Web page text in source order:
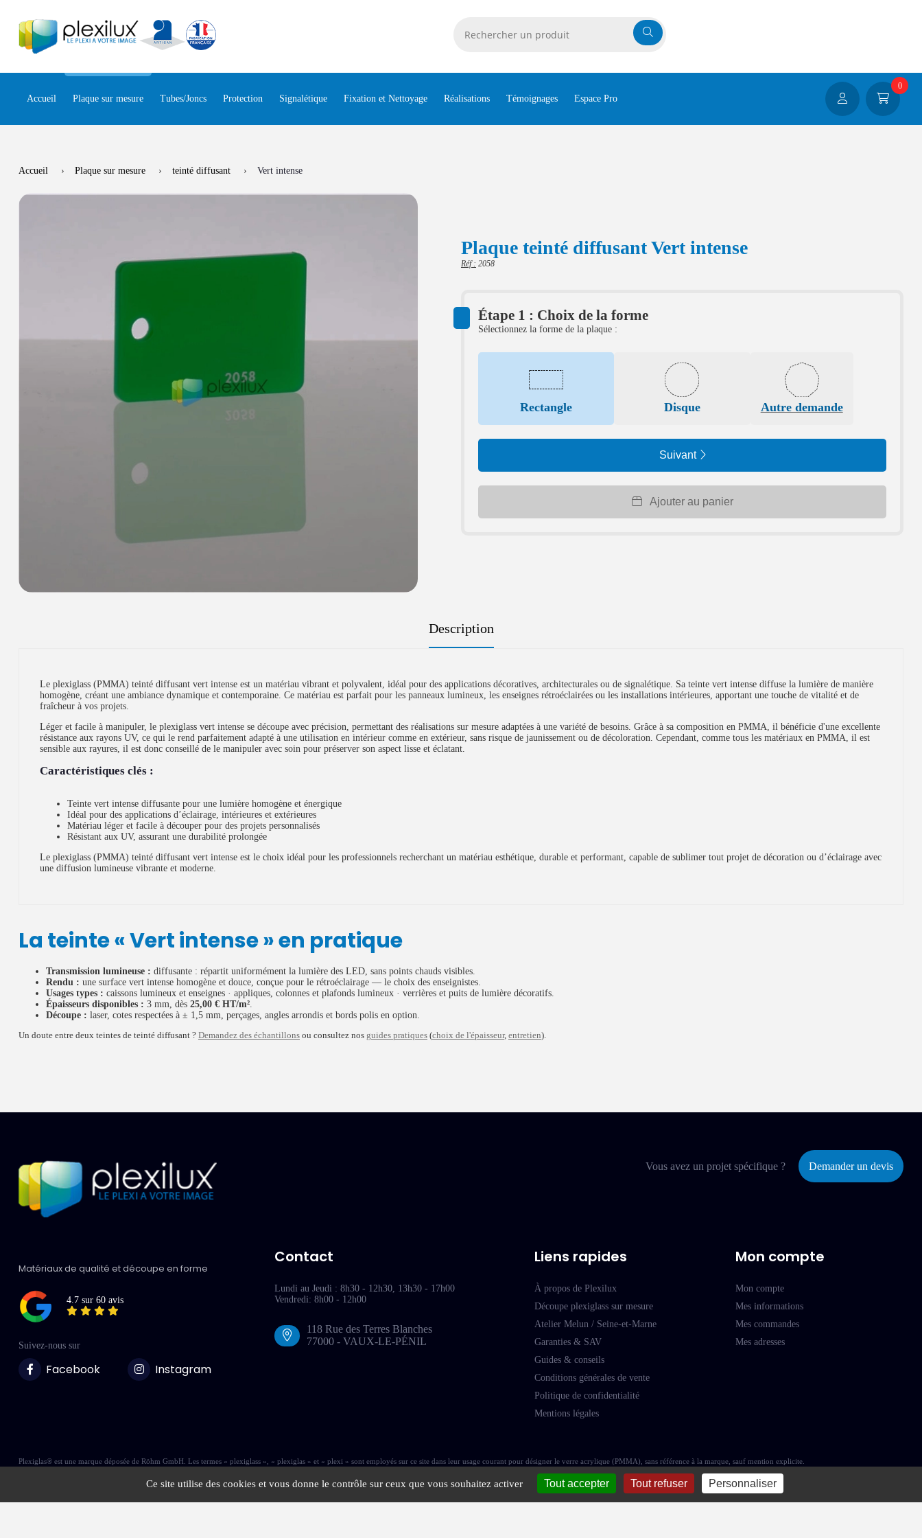
Accueil Plaque sur mesure Tubes/Joncs Protection Signalétique Fixation et Nettoyage Réalisations Témoignages Espace Pro
0
Accueil Plaque sur mesure teinté diffusant Vert intense
Plaque teinté diffusant Vert intense
Réf : 2058
Étape 1 : Choix de la forme
Sélectionnez la forme de la plaque :
Rectangle Disque Autre demande
Suivant
Ajouter au panier
Description
Le plexiglass (PMMA) teinté diffusant vert intense est un matériau vibrant et polyvalent, idéal pour des applications décoratives, architecturales ou de signalétique. Sa teinte vert intense diffuse la lumière de manière
homogène, créant une ambiance dynamique et contemporaine. Ce matériau est parfait pour les panneaux lumineux, les enseignes rétroéclairées ou les installations intérieures, apportant une touche de vitalité et de
fraîcheur à vos projets.
Léger et facile à manipuler, le plexiglass vert intense se découpe avec précision, permettant des réalisations sur mesure adaptées à une variété de besoins. Grâce à sa composition en PMMA, il bénéficie d'une excellente
résistance aux rayons UV, ce qui le rend parfaitement adapté à une utilisation en intérieur comme en extérieur, sans risque de jaunissement ou de décoloration. Cependant, comme tous les matériaux en PMMA, il est
sensible aux rayures, il est donc conseillé de le manipuler avec soin pour préserver son aspect lisse et éclatant.
Caractéristiques clés :
Teinte vert intense diffusante pour une lumière homogène et énergique
Idéal pour des applications d’éclairage, intérieures et extérieures
Matériau léger et facile à découper pour des projets personnalisés
Résistant aux UV, assurant une durabilité prolongée
Le plexiglass (PMMA) teinté diffusant vert intense est le choix idéal pour les professionnels recherchant un matériau esthétique, durable et performant, capable de sublimer tout projet de décoration ou d’éclairage avec
une diffusion lumineuse vibrante et moderne.
La teinte « Vert intense » en pratique
Transmission lumineuse : diffusante : répartit uniformément la lumière des LED, sans points chauds visibles.
Rendu : une surface vert intense homogène et douce, conçue pour le rétroéclairage — le choix des enseignistes.
Usages types : caissons lumineux et enseignes · appliques, colonnes et plafonds lumineux · verrières et puits de lumière décoratifs.
Épaisseurs disponibles : 3 mm, dès 25,00 € HT/m².
Découpe : laser, cotes respectées à ± 1,5 mm, perçages, angles arrondis et bords polis en option.
Un doute entre deux teintes de teinté diffusant ? Demandez des échantillons ou consultez nos guides pratiques (choix de l'épaisseur, entretien).
Vous avez un projet spécifique ? Demander un devis
Matériaux de qualité et découpe en forme
4.7 sur 60 avis
Suivez-nous sur
Facebook Instagram
Contact
Lundi au Jeudi : 8h30 - 12h30, 13h30 - 17h00
Vendredi: 8h00 - 12h00
118 Rue des Terres Blanches
77000 - VAUX-LE-PÉNIL
Liens rapides
À propos de Plexilux
Découpe plexiglass sur mesure
Atelier Melun / Seine-et-Marne
Garanties & SAV
Guides & conseils
Conditions générales de vente
Politique de confidentialité
Mentions légales
Mon compte
Mon compte
Mes informations
Mes commandes
Mes adresses
Plexiglas® est une marque déposée de Röhm GmbH. Les termes « plexiglass », « plexiglas » et « plexi » sont employés sur ce site dans leur usage courant pour désigner le verre acrylique (PMMA), sans référence à la marque, sauf mention explicite.
Copyright © 2026 Plexilux - Tous droits réservés
Site réalisé par2MWeb
Ce site utilise des cookies et vous donne le contrôle sur ceux que vous souhaitez activer Tout accepter Tout refuser Personnaliser